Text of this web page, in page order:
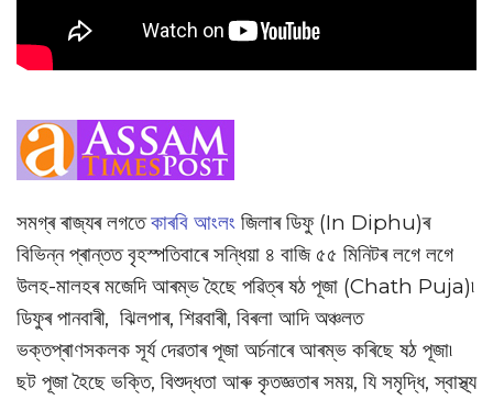
সমগ্ৰ ৰাজ্যৰ লগতেকাৰবি আংলং জিলাৰ ডিফু (In Diphu)ৰ
বিভিন্ন প্ৰান্তত বৃহস্পতিবাৰে সন্ধিয়া ৪ বাজি ৫৫ মিনিটৰ লগে লগে
উলহ-মালহৰ মজেদি আৰম্ভ হৈছে পৱিত্ৰ ষঠ পূজা (Chath Puja)৷
ডিফুৰ পানবাৰী, ঝিলপাৰ, শিৱবাৰী, বিৰলা আদি অঞ্চলত
ভক্তপ্ৰাণসকলক সূৰ্য দেৱতাৰ পূজা অৰ্চনাৰে আৰম্ভ কৰিছে ষঠ পূজা৷
ছট পূজা হৈছে ভক্তি, বিশুদ্ধতা আৰু কৃতজ্ঞতাৰ সময়, যি সমৃদ্ধি, স্বাস্থ্য